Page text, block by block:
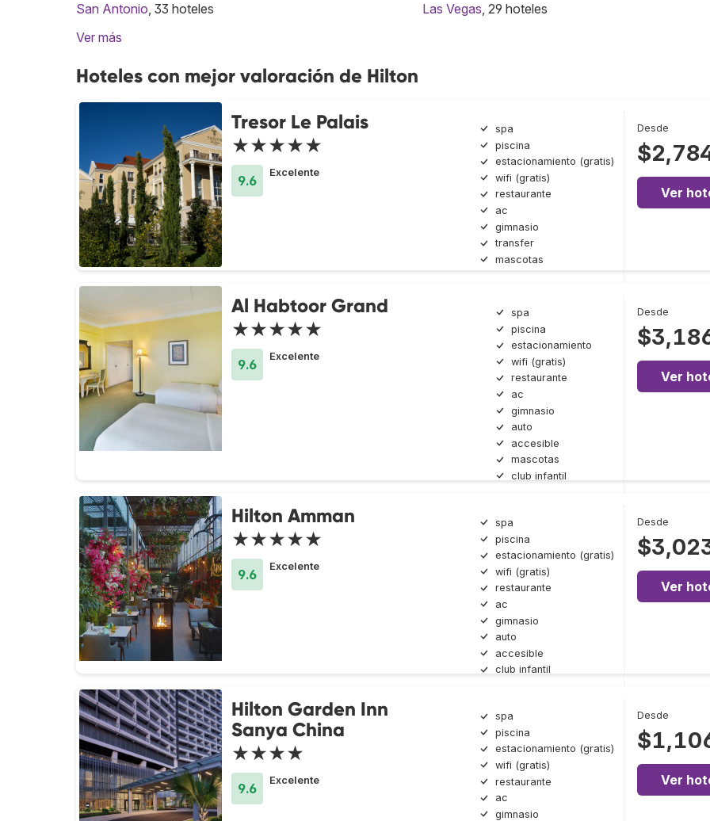
San Antonio, 33 hoteles
Las Vegas, 29 hoteles
Ver más
Hoteles con mejor valoración de Hilton
Tresor Le Palais
★★★★★
9.6
Excelente
spa
piscina
estacionamiento (gratis)
wifi (gratis)
restaurante
ac
gimnasio
transfer
mascotas
Desde
Ver
Al Habtoor Grand
★★★★★
9.6
Excelente
spa
piscina
estacionamiento
wifi (gratis)
restaurante
ac
gimnasio
auto
accesible
mascotas
club infantil
Desde
Ver
Hilton Amman
★★★★★
9.6
Excelente
spa
piscina
estacionamiento (gratis)
wifi (gratis)
restaurante
ac
gimnasio
auto
accesible
club infantil
Desde
Ver
Hilton Garden Inn
Sanya China
★★★★
9.6
Excelente
spa
piscina
estacionamiento (gratis)
wifi (gratis)
restaurante
ac
gimnasio
Desde
Ver